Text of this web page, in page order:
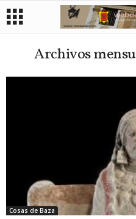
Archivos
Cosas de Baza